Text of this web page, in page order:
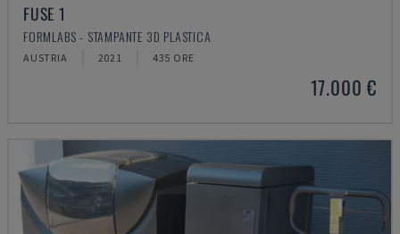
FUSE 1
FORMLABS - STAMPANTE 3D PLASTICA
AUSTRIA 2021 435 ORE
17.000 €